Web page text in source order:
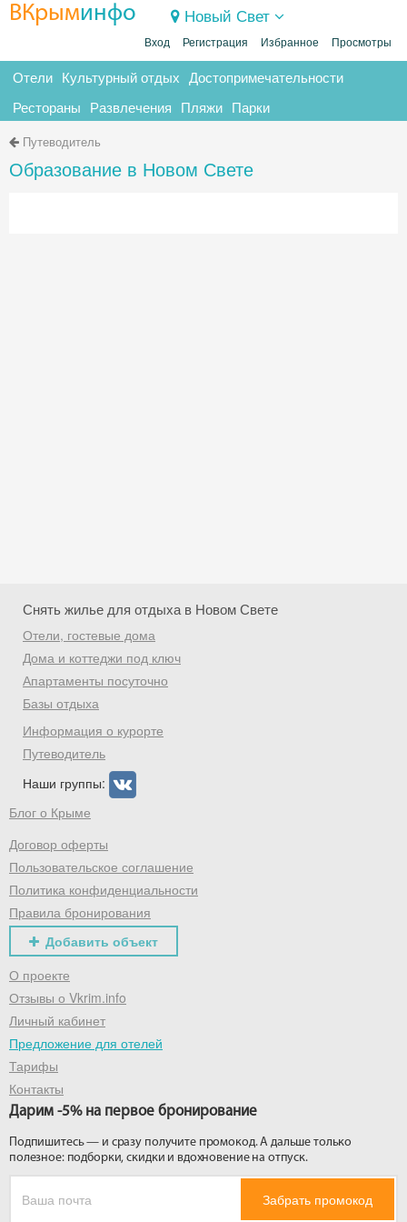
ВКрыминфо Новый Свет
Вход Регистрация Избранное Просмотры
Отели Культурный отдых Достопримечательности
Рестораны Развлечения Пляжи Парки
Путеводитель
Образование в Новом Свете
Снять жилье для отдыха в Новом Свете
Отели, гостевые дома
Дома и коттеджи под ключ
Апартаменты посуточно
Базы отдыха
Информация о курорте
Путеводитель
Наши группы:
Блог о Крыме
Договор оферты
Пользовательское соглашение
Политика конфиденциальности
Правила бронирования
Добавить объект
О проекте
Отзывы о Vkrim.info
Личный кабинет
Предложение для отелей
Тарифы
Контакты
Дарим -5% на первое бронирование
Подпишитесь — и сразу получите промокод. А дальше только
полезное: подборки, скидки и вдохновение на отпуск.
Забрать промокод
Скидка −5%
Хочешь дешевле? Оставь почту и получи
промокод на первое бронирование!